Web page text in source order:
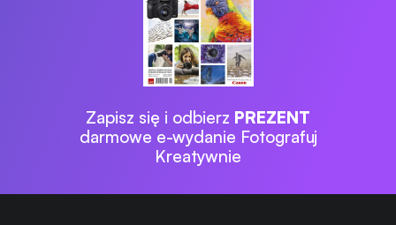
Zapisz się i odbierz PREZENT
darmowe e-wydanie Fotografuj
Kreatywnie